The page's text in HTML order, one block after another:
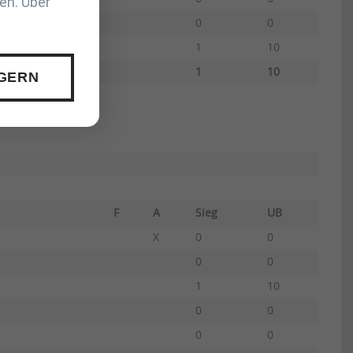
0
0
1
10
1
10
F A Sieg
UB
X 0
0
0
0
1
10
0
0
0
0